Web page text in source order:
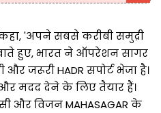
'अपने सबसे करीबी समुद्री
हुए, भारत ने ऑपरेशन सागर
जरूरी HADR सपोर्ट भेजा है।
मदद देने के लिए तैयार हैं।
और विजन MAHASAGAR के